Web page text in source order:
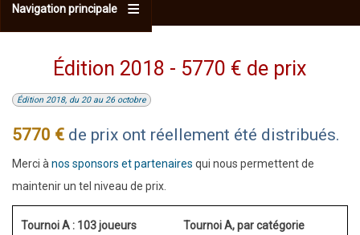
Navigation principale
Édition 2018 - 5770 € de prix
Édition 2018, du 20 au 26 octobre
5770 € de prix ont réellement été distribués.
Merci à nos sponsors et partenaires qui nous permettent de
maintenir un tel niveau de prix.
Tournoi A : 103 joueurs
Tournoi A, par catégorie